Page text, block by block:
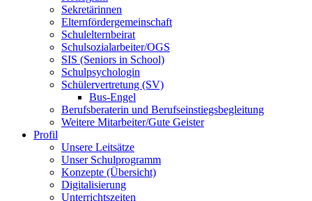
Sekretärinnen
Elternfördergemeinschaft
Schulelternbeirat
Schulsozialarbeiter/OGS
SIS (Seniors in School)
Schulpsychologin
Schülervertretung (SV)
Bus-Engel
Berufsberaterin und Berufseinstiegsbegleitung
Weitere Mitarbeiter/Gute Geister
Profil
Unsere Leitsätze
Unser Schulprogramm
Konzepte (Übersicht)
Digitalisierung
Unterrichtszeiten